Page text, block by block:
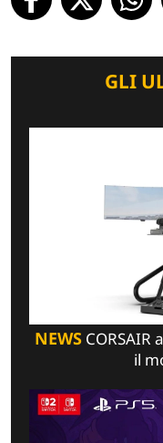
GLI
NEWSCORSAIR
il